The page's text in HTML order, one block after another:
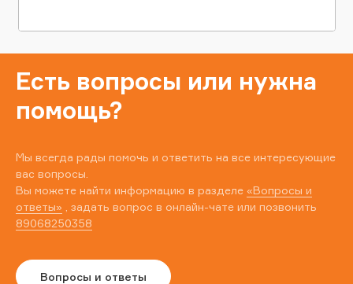
Есть вопросы или нужна
помощь?
Мы всегда рады помочь и ответить на все интересующие
вас вопросы.
Вы можете найти информацию в разделе «Вопросы и
ответы» , задать вопрос в онлайн-чате или позвонить
89068250358
Вопросы и ответы